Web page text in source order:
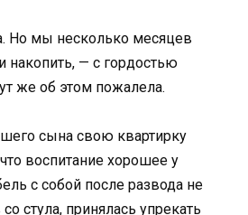
Но мы несколько месяцев
накопить, — с гордостью
же об этом пожалела.
сына свою квартирку
воспитание хорошее у
с собой после развода не
стула, принялась упрекать